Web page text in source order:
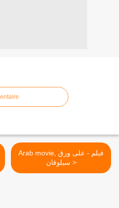
Arab movie, فيلم - على ورق
سيلوفان >